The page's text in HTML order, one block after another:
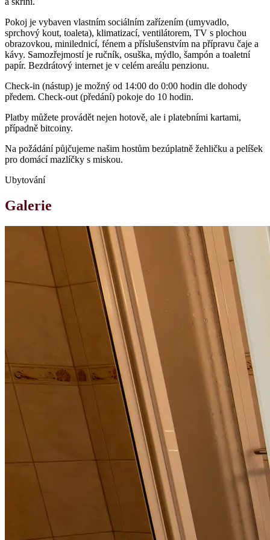
Pokoj je vybaven vlastním sociálním zařízením (umyvadlo,
sprchový kout, toaleta), klimatizací, ventilátorem, TV s plochou
obrazovkou, minilednicí, fénem a příslušenstvím na přípravu čaje a
kávy. Samozřejmostí je ručník, osuška, mýdlo, šampón a toaletní
papír. Bezdrátový internet je v celém areálu penzionu.
Check-in (nástup) je možný od 14:00 do 0:00 hodin dle dohody
předem. Check-out (předání) pokoje do 10 hodin.
Platby můžete provádět nejen hotově, ale i platebními kartami,
případně bitcoiny.
Na požádání půjčujeme našim hostům bezúplatně žehličku a pelíšek
pro domácí mazlíčky s miskou.
Ubytování
Galerie